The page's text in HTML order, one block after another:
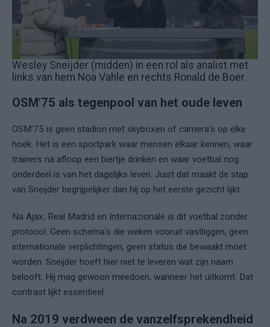
Wesley Sneijder (midden) in een rol als analist met
links van hem Noa Vahle en rechts Ronald de Boer.
OSM’75 als tegenpool van het oude leven
OSM’75 is geen stadion met skyboxen of camera’s op elke
hoek. Het is een sportpark waar mensen elkaar kennen, waar
trainers na afloop een biertje drinken en waar voetbal nog
onderdeel is van het dagelijks leven. Juist dat maakt de stap
van Sneijder begrijpelijker dan hij op het eerste gezicht lijkt.
Na Ajax, Real Madrid en Internazionale is dit voetbal zonder
protocol. Geen schema’s die weken vooruit vastliggen, geen
internationale verplichtingen, geen status die bewaakt moet
worden. Sneijder hoeft hier niet te leveren wat zijn naam
belooft. Hij mag gewoon meedoen, wanneer het uitkomt. Dat
contrast lijkt essentieel.
Na 2019 verdween de vanzelfsprekendheid